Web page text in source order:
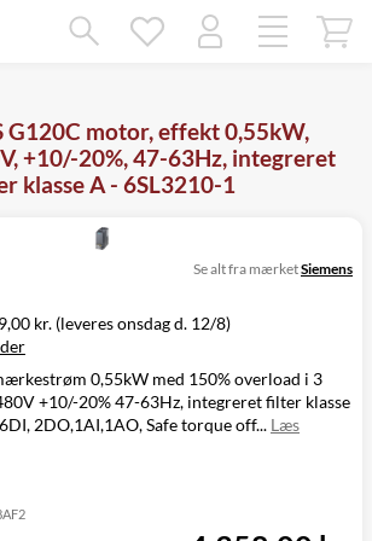
G120C motor, effekt 0,55kW,
+10/-20%, 47-63Hz, integreret
klasse A - 6SL3210-1
kr. (leveres onsdag d. 12/8)
Pris
Leveres
39,00 kr.
Onsdag d. 12/8
Se alt fra mærketSiemens
0,55kW med 150% overload i 3
+10/-20% 47-63Hz, integreret filter klasse
2DO,1AI,1AO, Safe torque off... Læs